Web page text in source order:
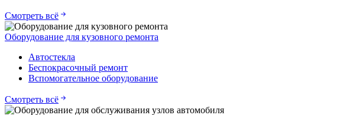
Смотреть всё
Оборудование для кузовного ремонта
Автостекла
Беспокрасочный ремонт
Вспомогательное оборудование
Смотреть всё